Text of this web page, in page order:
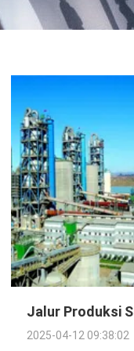
Jalur Produksi
2025-04-12 09:38:02